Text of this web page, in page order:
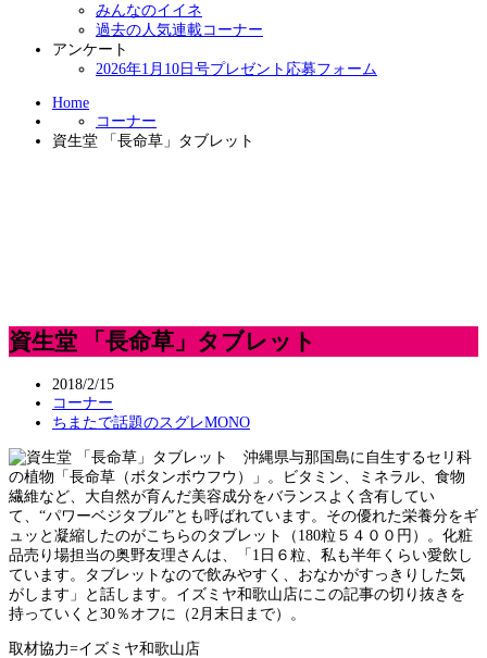
みんなのイイネ
過去の人気連載コーナー
アンケート
2026年1月10日号プレゼント応募フォーム
Home
コーナー
資生堂 「長命草」タブレット
資生堂 「長命草」タブレット
2018/2/15
コーナー
ちまたで話題のスグレMONO
沖縄県与那国島に自生するセリ科
の植物「長命草（ボタンボウフウ）」。ビタミン、ミネラル、食物
繊維など、大自然が育んだ美容成分をバランスよく含有してい
て、“パワーベジタブル”とも呼ばれています。その優れた栄養分をギ
ュッと凝縮したのがこちらのタブレット（180粒５４００円）。化粧
品売り場担当の奥野友理さんは、「1日６粒、私も半年くらい愛飲し
ています。タブレットなので飲みやすく、おなかがすっきりした気
がします」と話します。イズミヤ和歌山店にこの記事の切り抜きを
持っていくと30％オフに（2月末日まで）。
取材協力=イズミヤ和歌山店